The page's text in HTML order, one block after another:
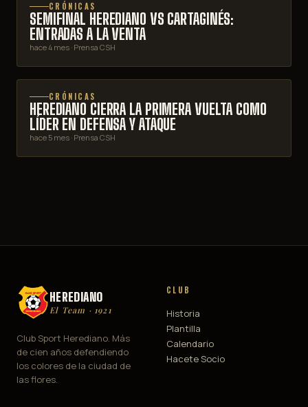
CRÓNICAS
SEMIFINAL HEREDIANO VS CARTAGINÉS:
ENTRADAS A LA VENTA
hace 4 mes · Prensa CSH
CRÓNICAS
HEREDIANO CIERRA LA PRIMERA VUELTA COMO
LÍDER EN DEFENSA Y ATAQUE
hace 5 mes · Prensa CSH
HEREDIANO
El Team · 1921
Club Sport Herediano. Más
de cien años defendiendo
los colores de la ciudad de
las flores.
CLUB
Historia
Plantilla
Calendario
Hacete Socio